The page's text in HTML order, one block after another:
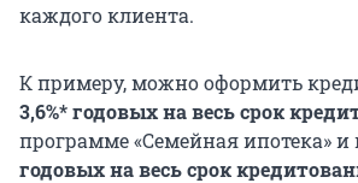
каждого клиента.
К примеру, можно оформить
3,6%* годовых на весь срок
программе «Семейная ипотека» и
годовых на весь срок